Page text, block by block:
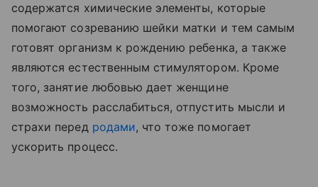
содержатся химические элементы, которые
помогают созреванию шейки матки и тем самым
готовят организм к рождению ребенка, а также
являются естественным стимулятором. Кроме
того, занятие любовью дает женщине
возможность расслабиться, отпустить мысли и
страхи перед родами, что тоже помогает
ускорить процесс.